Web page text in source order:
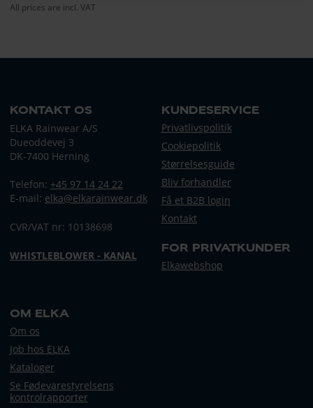
All prices are incl. VAT
KONTAKT OS
ELKA Rainwear A/S
Dueoddevej 3
DK-7400 Herning
Telefon: +45 97 14 24 22
E-mail: elka@elkarainwear.dk
CVR/VAT nr: 10138698
WHISTLEBLOWER - KANAL
KUNDESERVICE
Privatlivspolitik
Cookiepolitik
Størrelsesguide
Bliv forhandler
Få et B2B login
Kontakt
FOR PRIVATKUNDER
Elkawebshop
OM ELKA
Om os
Job hos ELKA
Kataloger
Se Fødevarestyrelsens
kontrolrapporter